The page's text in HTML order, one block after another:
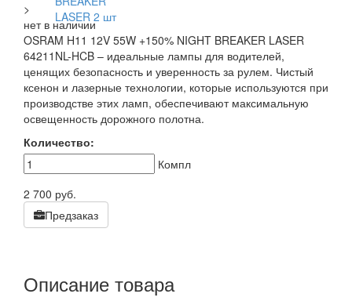
>
нет в наличии
OSRAM H11 12V 55W +150% NIGHT BREAKER LASER
64211NL-HCB – идеальные лампы для водителей,
ценящих безопасность и уверенность за рулем. Чистый
ксенон и лазерные технологии, которые используются при
производстве этих ламп, обеспечивают максимальную
освещенность дорожного полотна.
Количество:
Компл
2 700 руб.
Предзаказ
Описание товара